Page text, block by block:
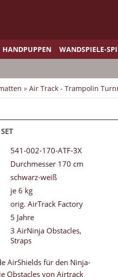
HANDPUPPEN WANDSPIELE-
» Air Track - Trampolin
541-002-170-ATF-3X
Durchmesser 170 cm
schwarz-weiß
je 6 kg
orig. AirTrack Factory
5 Jahre
3 AirNinja Obstacles,
Straps
AirShields für den Ninja-
Obstacles von Airtrack